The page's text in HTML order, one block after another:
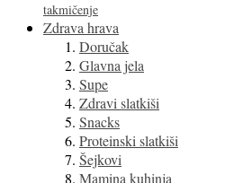
takmičenje
Zdrava hrava
Doručak
Glavna jela
Supe
Zdravi slatkiši
Snacks
Proteinski slatkiši
Šejkovi
Mamina kuhinja